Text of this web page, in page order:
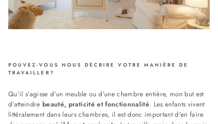
POUVEZ-VOUS NOUS DÉCRIRE VOTRE MANIÈRE DE
TRAVAILLER?
Qu'il s'agisse d'un meuble ou d'une chambre entière, mon but est
d'atteindre beauté, praticité et fonctionnalité. Les enfants vivent
littéralement dans leurs chambres, il est donc important d'en faire